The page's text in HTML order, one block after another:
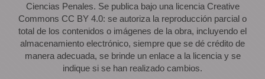
Ciencias Penales. Se publica bajo una licencia Creative
Commons CC BY 4.0: se autoriza la reproducción parcial o
total de los contenidos o imágenes de la obra, incluyendo el
almacenamiento electrónico, siempre que se dé crédito de
manera adecuada, se brinde un enlace a la licencia y se
indique si se han realizado cambios.